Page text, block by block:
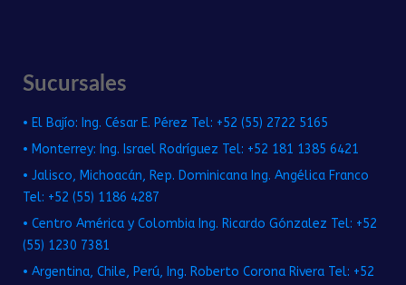
Sucursales
• El Bajío: Ing. César E. Pérez Tel: +52 (55) 2722 5165
• Monterrey: Ing. Israel Rodríguez Tel: +52 181 1385 6421
• Jalisco, Michoacán, Rep. Dominicana Ing. Angélica Franco
Tel: +52 (55) 1186 4287
• Centro América y Colombia Ing. Ricardo Gónzalez Tel: +52
(55) 1230 7381
• Argentina, Chile, Perú, Ing. Roberto Corona Rivera Tel: +52